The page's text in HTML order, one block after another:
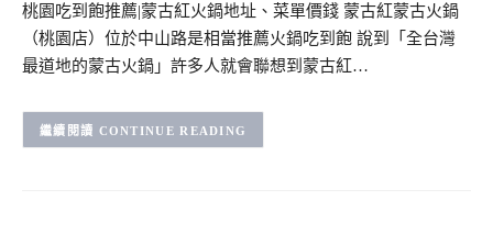
桃園吃到飽推薦|蒙古紅火鍋地址、菜單價錢 蒙古紅蒙古火鍋
（桃園店）位於中山路是相當推薦火鍋吃到飽 說到「全台灣
最道地的蒙古火鍋」許多人就會聯想到蒙古紅…
CONTINUE READING